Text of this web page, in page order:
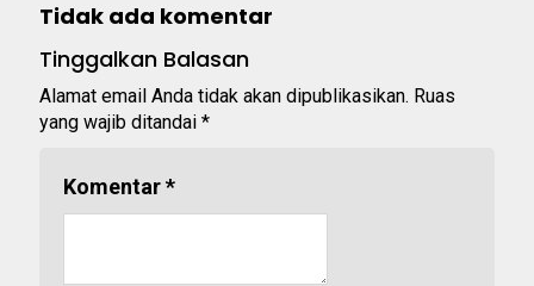
Tidak ada komentar
Tinggalkan Balasan
Alamat email Anda tidak akan dipublikasikan. Ruas
yang wajib ditandai *
Komentar*